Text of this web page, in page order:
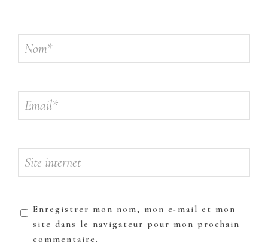
Enregistrer mon nom, mon e-mail et mon
site dans le navigateur pour mon prochain
commentaire.